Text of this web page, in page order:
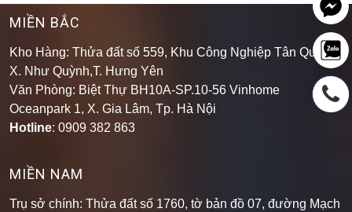
MIỀN BẮC
Kho Hàng: Thửa đất số 559, Khu Công Nghiệp Tân Quang,
X. Như Quỳnh,T. Hưng Yên
Văn Phòng: Biệt Thự BH10A-SP.10-56 Vinhome
Oceanpark 1, X. Gia Lâm, Tp. Hà Nội
Hotline: 0909 382 863
MIỀN NAM
Trụ sở chính: Thửa đất số 1760, tờ bản đồ 07, đường Mạch